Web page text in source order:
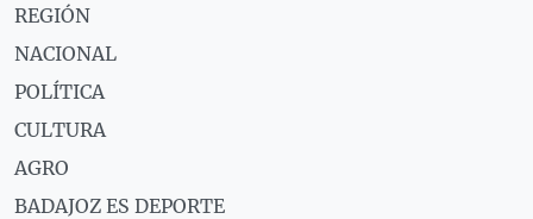
REGIÓN
NACIONAL
POLÍTICA
CULTURA
AGRO
BADAJOZ ES DEPORTE